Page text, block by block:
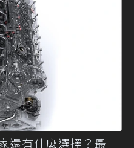
還有什麼選擇？最